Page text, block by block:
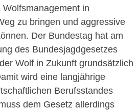
in
zu bringen und aggressive
Der Bundestag hat am
des Bundesjagdgesetzes
Wolf in Zukunft grundsätzlich
wird eine langjährige
Berufsstandes
dem Gesetz allerdings